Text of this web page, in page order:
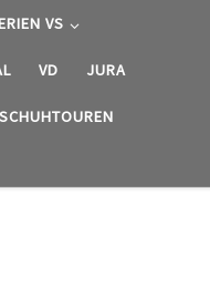
VS
VD JURA